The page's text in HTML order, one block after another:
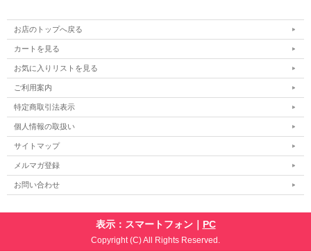
お店のトップへ戻る
カートを見る
お気に入りリストを見る
ご利用案内
特定商取引法表示
個人情報の取扱い
サイトマップ
メルマガ登録
お問い合わせ
表示：スマートフォン｜ PC
Copyright (C) All Rights Reserved.